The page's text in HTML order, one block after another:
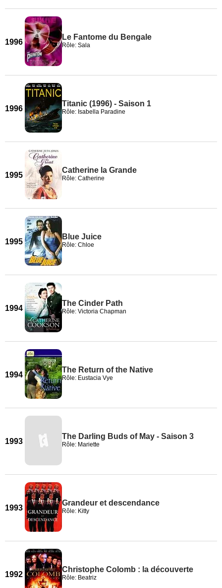
1996
Le Fantome du Bengale
Rôle: Sala
1996
Titanic (1996) - Saison 1
Rôle: Isabella Paradine
1995
Catherine la Grande
Rôle: Catherine
1995
Blue Juice
Rôle: Chloe
1994
The Cinder Path
Rôle: Victoria Chapman
1994
The Return of the Native
Rôle: Eustacia Vye
1993
The Darling Buds of May - Saison 3
Rôle: Mariette
1993
Grandeur et descendance
Rôle: Kitty
1992
Christophe Colomb : la découverte
Rôle: Beatriz